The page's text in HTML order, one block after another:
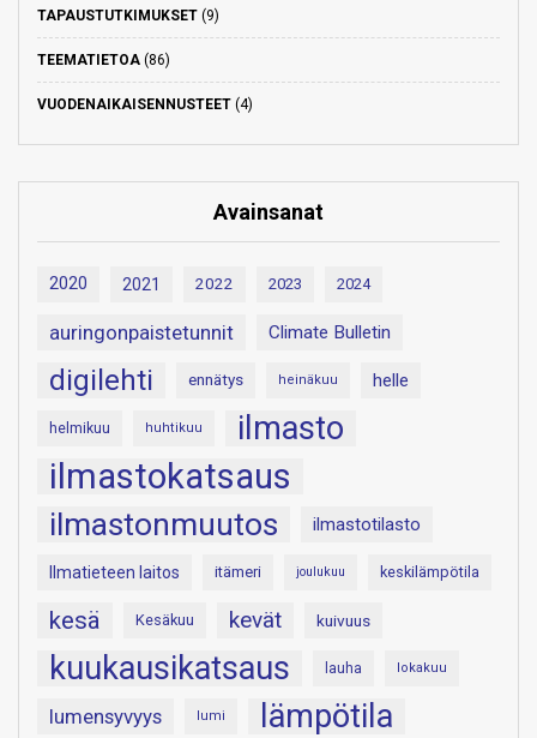
TAPAUSTUTKIMUKSET (9)
TEEMATIETOA (86)
VUODENAIKAISENNUSTEET (4)
Avainsanat
2020 2021 2022 2023 2024
auringonpaistetunnit Climate Bulletin
digilehti ennätys heinäkuu helle
helmikuu huhtikuu ilmasto
ilmastokatsaus
ilmastonmuutos ilmastotilasto
Ilmatieteen laitos itämeri joulukuu keskilämpötila
kesä Kesäkuu kevät kuivuus
kuukausikatsaus lauha lokakuu
lumensyvyys lumi lämpötila